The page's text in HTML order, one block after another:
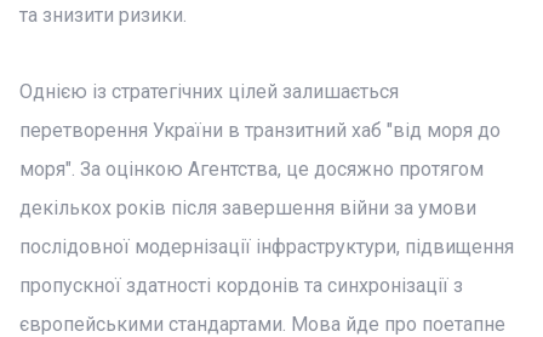
та знизити ризики.
Однією із стратегічних цілей залишається
перетворення України в транзитний хаб "від моря до
моря". За оцінкою Агентства, це досяжно протягом
декількох років після завершення війни за умови
послідовної модернізації інфраструктури, підвищення
пропускної здатності кордонів та синхронізації з
європейськими стандартами. Мова йде про поетапне